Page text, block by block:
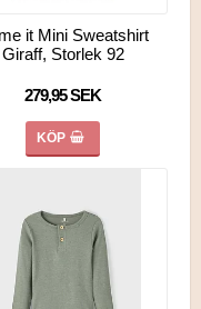
favoritlistan
favoritlistanLägg
Lägg
it Mini Sweatshirt
Giraff, Storlek 92
279,95 SEK
KÖP